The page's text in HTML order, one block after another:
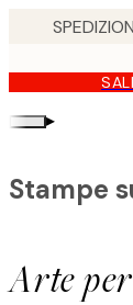
content.
▸
Arte
Stampe